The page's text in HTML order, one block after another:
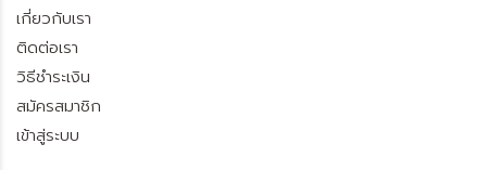
เกี่ยวกับเรา
ติดต่อเรา
วิธีชำระเงิน
สมัครสมาชิก
เข้าสู่ระบบ